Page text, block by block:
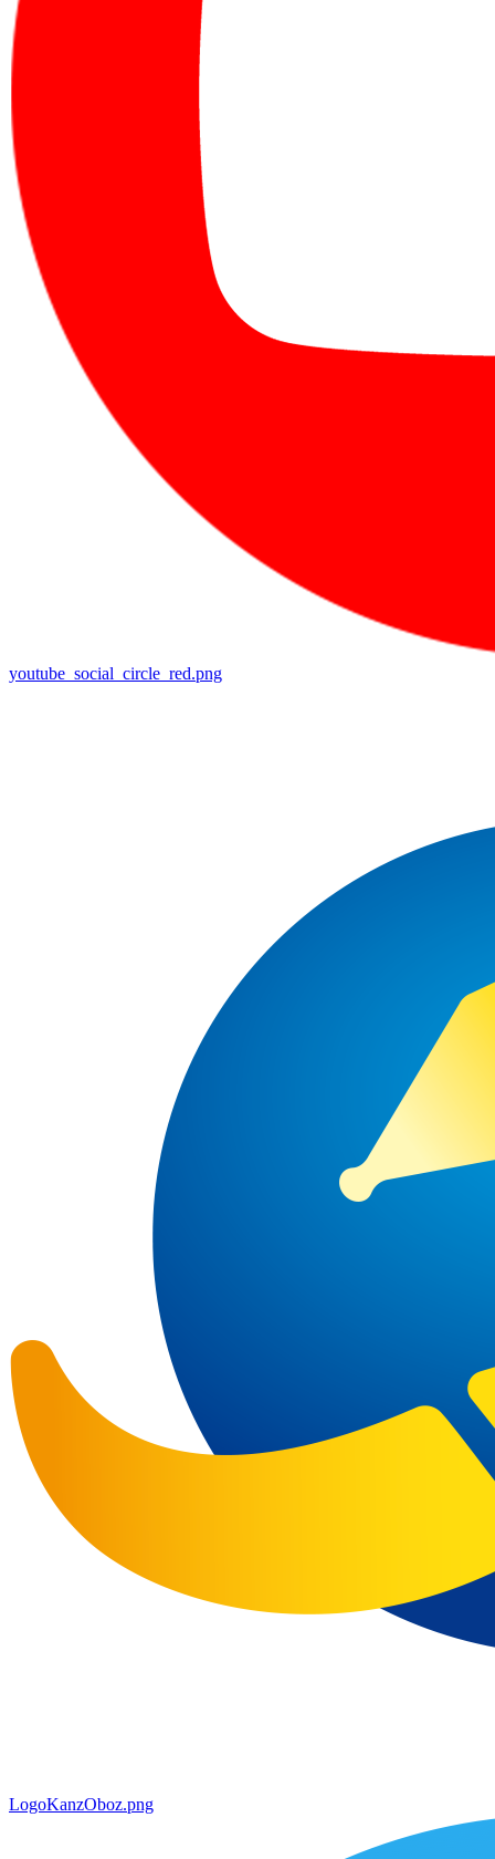
youtube_social_circle_red.png
LogoKanzOboz.png